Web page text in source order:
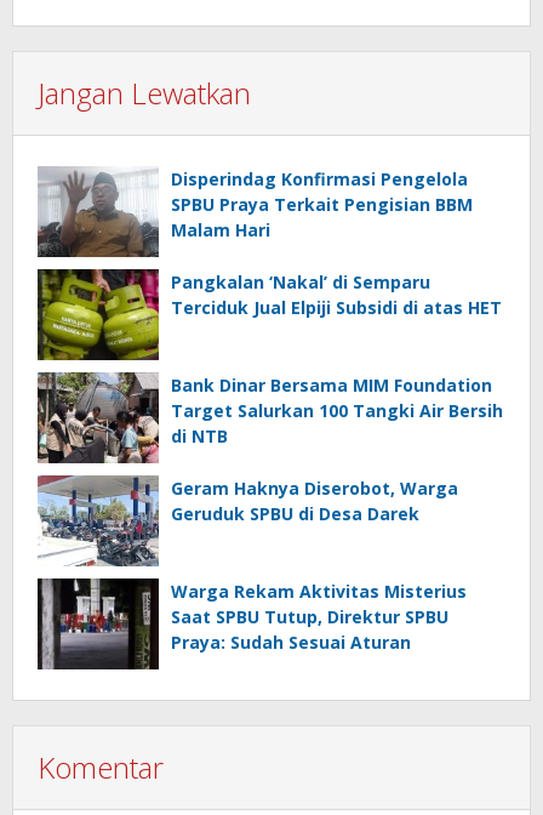
Jangan Lewatkan
Disperindag Konfirmasi Pengelola
SPBU Praya Terkait Pengisian BBM
Malam Hari
Pangkalan ‘Nakal’ di Semparu
Terciduk Jual Elpiji Subsidi di atas HET
Bank Dinar Bersama MIM Foundation
Target Salurkan 100 Tangki Air Bersih
di NTB
Geram Haknya Diserobot, Warga
Geruduk SPBU di Desa Darek
Warga Rekam Aktivitas Misterius
Saat SPBU Tutup, Direktur SPBU
Praya: Sudah Sesuai Aturan
Komentar